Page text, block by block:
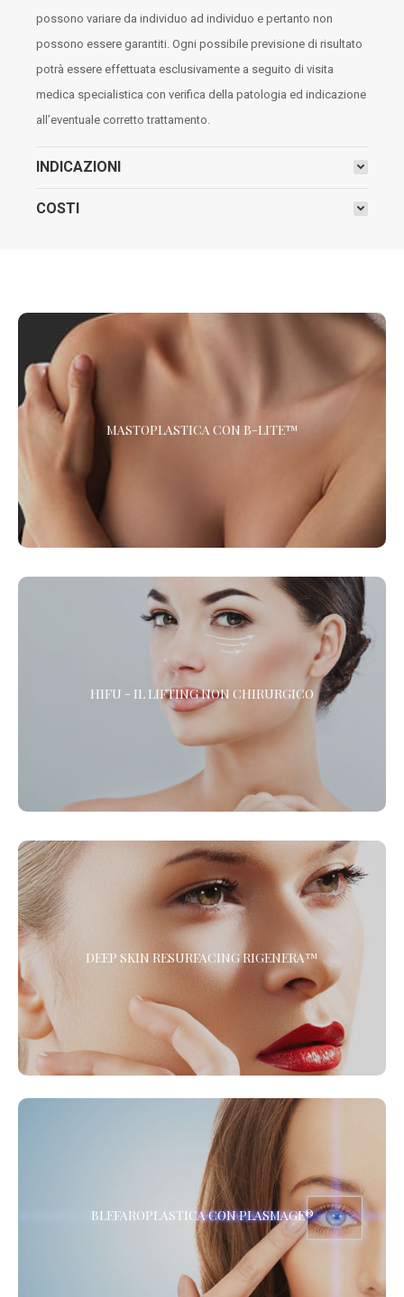
possono variare da individuo ad individuo e pertanto non
possono essere garantiti. Ogni possibile previsione di risultato
potrà essere effettuata esclusivamente a seguito di visita
medica specialistica con verifica della patologia ed indicazione
all’eventuale corretto trattamento.
INDICAZIONI
COSTI
MASTOPLASTICA CON B-LITE™
Scopri la Mastoplastica con le protesi più leggere e innovative
al Mondo. Oltre il 30% più leggere rispetto alle protesi
HIFU - IL LIFTING NON CHIRURGICO
HIFU - IL LIFTING NON CHIRURGICO
HIFU (High Intensity Focused Ultrasound) è l’alternativa alla
chirurgia estetica per gli interventi di lifting del viso, la riduzione
delle rughe e il rassodamento del corpo. *
DEEP SKIN RESURFACING RIGENERA™
DEEP SKIN RESURFACING RIGENERA™
Il Trattamento di Medicina Rigenerativa combinato di
Microdermoabrasione e Protocollo Rigenera™ per ringiovanire il
viso, ridare tono ed elasticità a collo e décolleté, migliorare la
cute delle mani ed eliminare gli inestetismi dovuti
all’invecchiamento della pelle.
BLEFAROPLASTICA CON PLASMAGE®
BLEFAROPLASTICA CON PLASMAGE®
La Blefaroplastica Non Chirurgica, senza Anestesia. Presso i
Centri de LaCLINIQUE of Switzerland® *